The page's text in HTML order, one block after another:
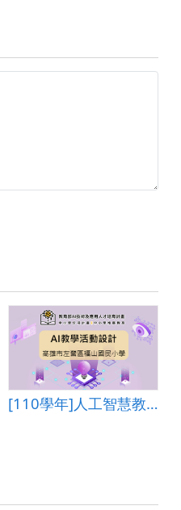
[110學年]人工智慧教學活動設計―高雄市左營區福山國民小學